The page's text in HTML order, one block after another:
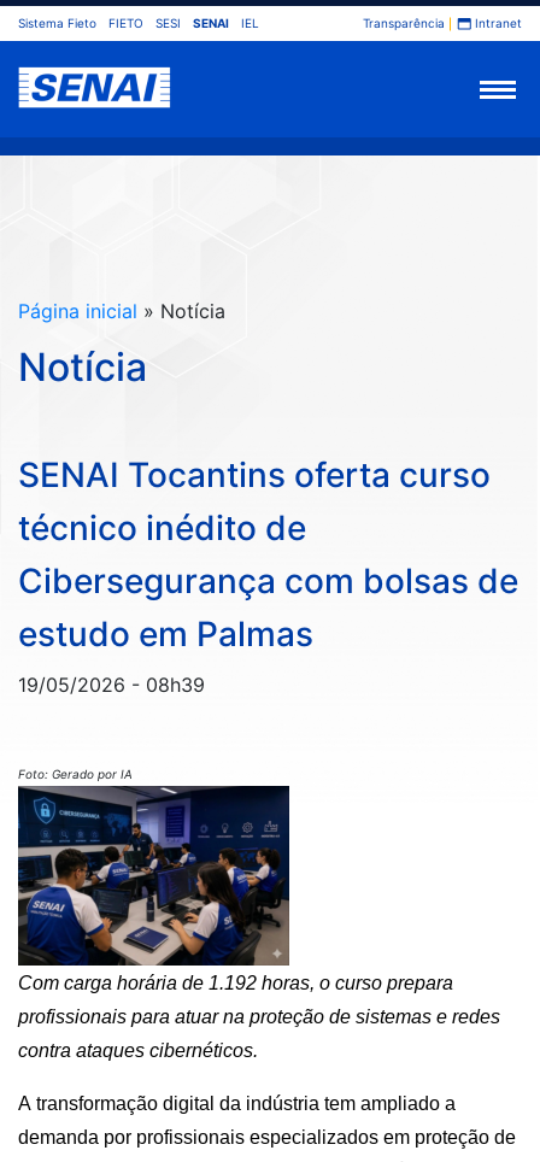
Sistema Fieto FIETO SESI SENAI IEL Transparência Intranet
Página inicial » Notícia
Notícia
SENAI Tocantins oferta curso
técnico inédito de
Cibersegurança com bolsas de
estudo em Palmas
19/05/2026 - 08h39
Foto: Gerado por IA
Com carga horária de 1.192 horas, o curso prepara
profissionais para atuar na proteção de sistemas e redes
contra ataques cibernéticos.
A transformação digital da indústria tem ampliado a
demanda por profissionais especializados em proteção de